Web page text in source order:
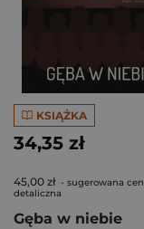
KSIĄŻKA
34,35 zł
45,00 zł - sugerowana
detaliczna
Gęba w niebie